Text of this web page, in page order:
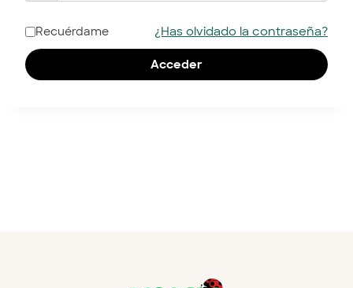
Recuérdame ¿Has olvidado la contraseña?
Acceder